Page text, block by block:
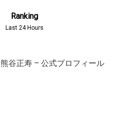
Ranking
Last 24 Hours
熊谷正寿 – 公式プロフィール